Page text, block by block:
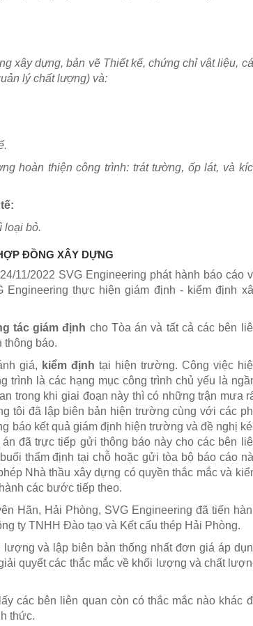
xây dựng, bản vẽ Thiết kế, chứng chỉ vật liệu,
lý chất lượng) và:
hoàn thiện công trình: trát tường, ốp lát, và
:
loại bỏ.
ĐỒNG XÂY DỰNG
11/2022 SVG Engineering phát hành báo cáo
thực hiện giám định - kiểm định
tác giám định cho Tòa án và tất cả các bên
thông báo.
giá, kiểm định tại hiện trường. Công việc
là các hạng mục công trình chủ yếu là
trong khi giai đoạn này thì có những trận mưa
tôi đã lập biên bản hiện trường cùng với các
báo kết quả giám định hiện trường và đề nghị
đã trực tiếp gửi thông báo này cho các bên
thẩm định tại chỗ hoặc gửi tòa bộ báo cáo
Nhà thầu xây dựng có quyền thắc mắc và
các bước tiếp theo.
Hãn, Hải Phòng, SVG Engineering đã tiến
ty TNHH Đào tạo và Kết cấu thép Hải Phòng.
lượng và lập biên bản thống nhất đơn giá áp
quyết các thắc mắc về khối lượng và chất
các bên liên quan còn có thắc mắc nào khác
thức.